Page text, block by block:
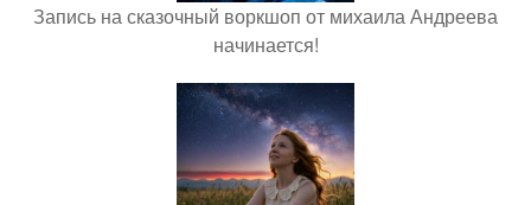
Запись на сказочный воркшоп от михаила Андреева
начинается!